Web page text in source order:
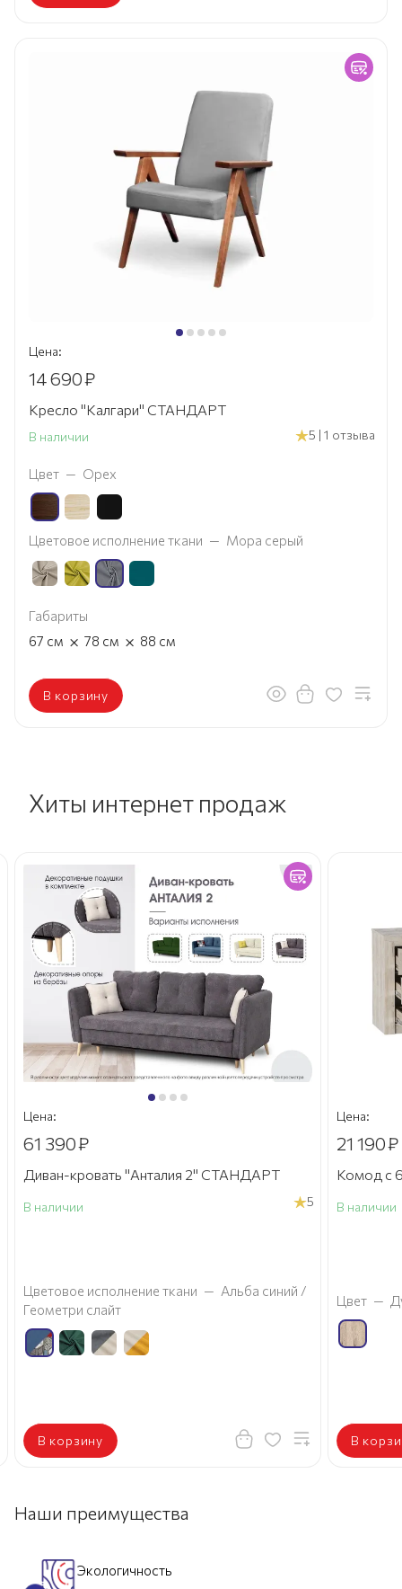
Цена:
14 690₽
Кресло "Калгари" СТАНДАРТ
В наличии 5 | 1 отзыва
Цвет — Орех
Цветовое исполнение ткани — Мора серый
Габариты
67 см × 78 см × 88 см
В корзину
Хиты интернет продаж
Цена:
61 390₽
Диван-кровать "Анталия 2" СТАНДАРТ
В наличии 5
Цветовое исполнение ткани — Альба синий /
Геометри слайт
В корзину
Цена:
21 190₽
Комод с
В наличии
Цвет —
В
Наши преимущества
Экологичность